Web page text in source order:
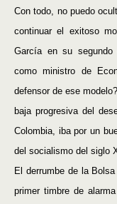
Con todo, no puedo
continuar el exitoso
García en su segundo
como ministro de
defensor de ese
baja progresiva del
Colombia, iba por un
del socialismo del siglo
El derrumbe de la
primer timbre de